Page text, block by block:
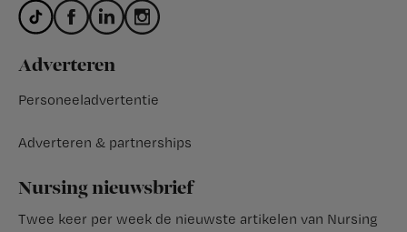
Adverteren
Personeeladvertentie
Adverteren & partnerships
Nursing nieuwsbrief
Twee keer per week de nieuwste artikelen van Nursing